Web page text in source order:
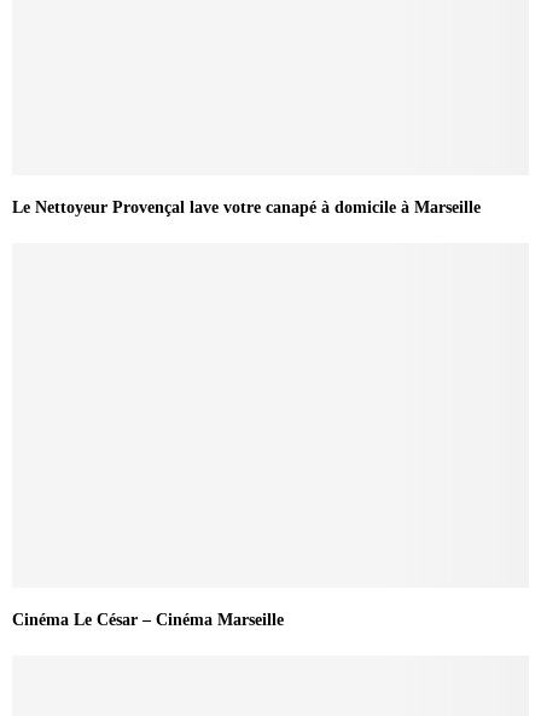
Le Nettoyeur Provençal lave votre canapé à domicile à Marseille
Cinéma Le César – Cinéma Marseille